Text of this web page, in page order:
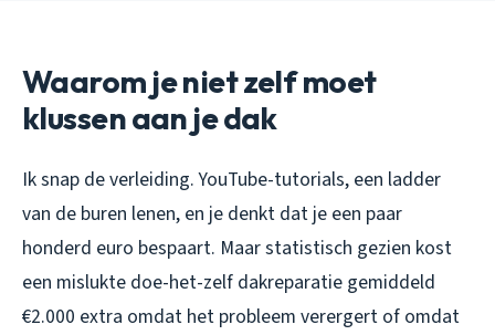
Waarom je niet zelf moet
klussen aan je dak
Ik snap de verleiding. YouTube-tutorials, een ladder
van de buren lenen, en je denkt dat je een paar
honderd euro bespaart. Maar statistisch gezien kost
een mislukte doe-het-zelf dakreparatie gemiddeld
€2.000 extra omdat het probleem verergert of omdat